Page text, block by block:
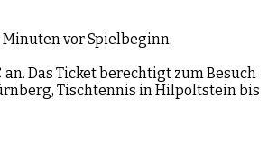
vor Spielbeginn.
Das Ticket berechtigt zum Besuch
Tischtennis in Hilpoltstein bis